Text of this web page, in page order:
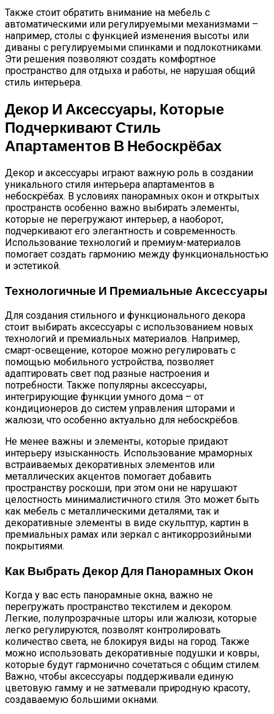
Также стоит обратить внимание на мебель с
автоматическими или регулируемыми механизмами –
например, столы с функцией изменения высоты или
диваны с регулируемыми спинками и подлокотниками.
Эти решения позволяют создать комфортное
пространство для отдыха и работы, не нарушая общий
стиль интерьера.
Декор И Аксессуары, Которые
Подчеркивают Стиль
Апартаментов В Небоскрёбах
Декор и аксессуары играют важную роль в создании
уникального стиля интерьера апартаментов в
небоскрёбах. В условиях панорамных окон и открытых
пространств особенно важно выбирать элементы,
которые не перегружают интерьер, а наоборот,
подчеркивают его элегантность и современность.
Использование технологий и премиум-материалов
помогает создать гармонию между функциональностью
и эстетикой.
Технологичные И Премиальные Аксессуары
Для создания стильного и функционального декора
стоит выбирать аксессуары с использованием новых
технологий и премиальных материалов. Например,
смарт-освещение, которое можно регулировать с
помощью мобильного устройства, позволяет
адаптировать свет под разные настроения и
потребности. Также популярны аксессуары,
интегрирующие функции умного дома – от
кондиционеров до систем управления шторами и
жалюзи, что особенно актуально для небоскрёбов.
Не менее важны и элементы, которые придают
интерьеру изысканность. Использование мраморных
встраиваемых декоративных элементов или
металлических акцентов помогает добавить
пространству роскоши, при этом они не нарушают
целостность минималистичного стиля. Это может быть
как мебель с металлическими деталями, так и
декоративные элементы в виде скульптур, картин в
премиальных рамах или зеркал с антикоррозийными
покрытиями.
Как Выбрать Декор Для Панорамных Окон
Когда у вас есть панорамные окна, важно не
перегружать пространство текстилем и декором.
Легкие, полупрозрачные шторы или жалюзи, которые
легко регулируются, позволят контролировать
количество света, не блокируя виды на город. Также
можно использовать декоративные подушки и ковры,
которые будут гармонично сочетаться с общим стилем.
Важно, чтобы аксессуары поддерживали единую
цветовую гамму и не затмевали природную красоту,
создаваемую большими окнами.